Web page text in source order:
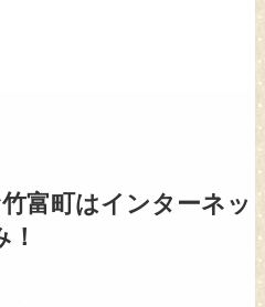
富町はインターネッ